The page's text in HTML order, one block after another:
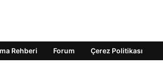
Rehberi Forum Çerez Politikası